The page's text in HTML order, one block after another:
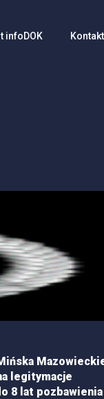
infoDOK Kontakt
legitymacje
8 lat